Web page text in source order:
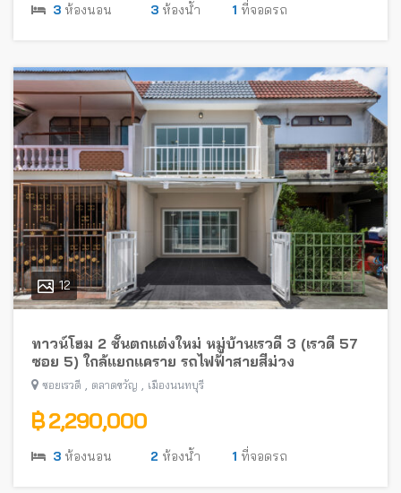
3 ห้องนอน 3 ห้องน้ำ 1 ที่จอดรถ
12
ทาวน์โฮม 2 ชั้นตกแต่งใหม่ หมู่บ้านเรวดี 3 (เรวดี 57
ซอย 5) ใกล้แยกแคราย รถไฟฟ้าสายสีม่วง
ซอยเรวดี ตลาดขวัญ เมืองนนทบุรี
฿ 2,290,000
3 ห้องนอน 2 ห้องน้ำ 1 ที่จอดรถ